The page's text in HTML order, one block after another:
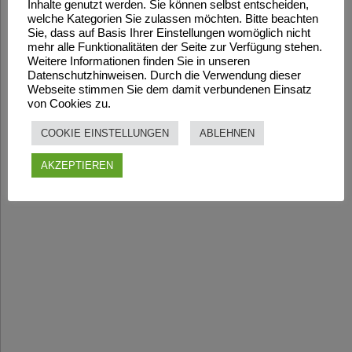
Inhalte genutzt werden. Sie können selbst entscheiden,
welche Kategorien Sie zulassen möchten. Bitte beachten
Sie, dass auf Basis Ihrer Einstellungen womöglich nicht
mehr alle Funktionalitäten der Seite zur Verfügung stehen.
Weitere Informationen finden Sie in unseren
Datenschutzhinweisen. Durch die Verwendung dieser
Webseite stimmen Sie dem damit verbundenen Einsatz
von Cookies zu.
COOKIE EINSTELLUNGEN ABLEHNEN
AKZEPTIEREN